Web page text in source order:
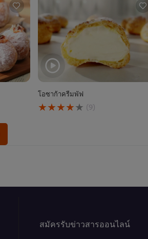
โอซาก้าครีมพัฟ
คะแนน
เฉลี่ย
คือ
จาก
(9)
สมัครรับข่าวสารออนไลน์